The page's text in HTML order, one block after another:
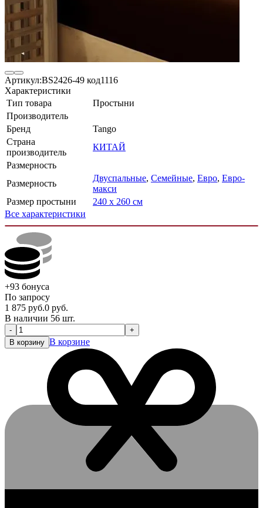
Артикул:BS2426-49 код1116
Характеристики
Тип товара
Простыни
Производитель
Бренд
Tango
Страна
производитель
КИТАЙ
Размерность
Размерность
Двуспальные, Семейные, Евро, Евро-
макси
Размер простыни
240 х 260 см
Все характеристики
+93 бонуса
По запросу
1 875 руб.0 руб.
В наличии 56 шт.
-
+
В корзину В корзине